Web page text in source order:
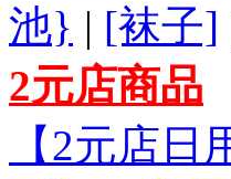
池} | [袜子]
2元店商品
【2元店